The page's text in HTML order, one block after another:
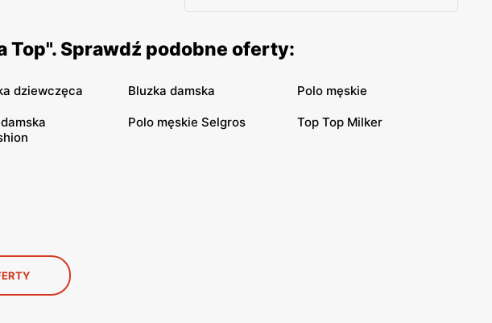
Top". Sprawdź podobne oferty:
dziewczęca Bluzka damska Polo męskie
Polo męskie Selgros Top Top Milker